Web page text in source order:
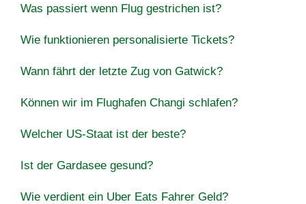
Was passiert wenn Flug gestrichen ist?
Wie funktionieren personalisierte Tickets?
Wann fährt der letzte Zug von Gatwick?
Können wir im Flughafen Changi schlafen?
Welcher US-Staat ist der beste?
Ist der Gardasee gesund?
Wie verdient ein Uber Eats Fahrer Geld?